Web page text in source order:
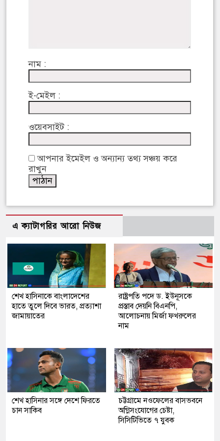
নাম :
ই-মেইল :
ওয়েবসাইট :
আপনার ইমেইল ও অন্যান্য তথ্য সঞ্চয় করে
রাখুন
এ ক্যাটাগরির আরো নিউজ
শেখ হাসিনাকে বাংলাদেশের
হাতে তুলে দিবে ভারত, প্রত্যাশা
জামায়াতের
রাষ্ট্রপতি পদে ড. ইউনূসকে
প্রস্তাব দেয়নি বিএনপি,
আলোচনায় মির্জা ফখরুলের
নাম
শেখ হাসিনার সঙ্গে দেশে ফিরতে
চান সাকিব
চট্টগ্রামে নওফেলের বাসভবনে
অগ্নিসংযোগের চেষ্টা,
সিসিটিভিতে ৭ যুবক